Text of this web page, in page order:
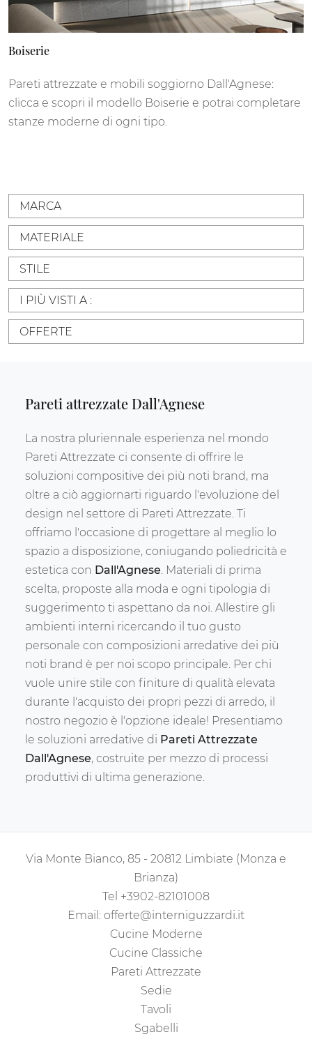
Boiserie
Pareti attrezzate e mobili soggiorno Dall'Agnese:
clicca e scopri il modello Boiserie e potrai completare
stanze moderne di ogni tipo.
MARCA
MATERIALE
STILE
I PIÙ VISTI A :
OFFERTE
Pareti attrezzate Dall'Agnese
La nostra pluriennale esperienza nel mondo
Pareti Attrezzate ci consente di offrire le
soluzioni compositive dei più noti brand, ma
oltre a ciò aggiornarti riguardo l'evoluzione del
design nel settore di Pareti Attrezzate. Ti
offriamo l'occasione di progettare al meglio lo
spazio a disposizione, coniugando poliedricità e
estetica con Dall'Agnese. Materiali di prima
scelta, proposte alla moda e ogni tipologia di
suggerimento ti aspettano da noi. Allestire gli
ambienti interni ricercando il tuo gusto
personale con composizioni arredative dei più
noti brand è per noi scopo principale. Per chi
vuole unire stile con finiture di qualità elevata
durante l'acquisto dei propri pezzi di arredo, il
nostro negozio è l'opzione ideale! Presentiamo
le soluzioni arredative di Pareti Attrezzate
Dall'Agnese, costruite per mezzo di processi
produttivi di ultima generazione.
Via Monte Bianco, 85 - 20812 Limbiate (Monza e
Brianza)
Tel +3902-82101008
Email: offerte@interniguzzardi.it
Cucine Moderne
Cucine Classiche
Pareti Attrezzate
Sedie
Tavoli
Sgabelli